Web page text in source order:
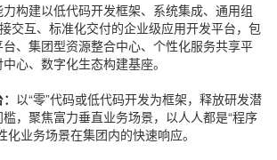
构建以低代码开发框架、系统集成、通用组
交互、标准化交付的企业级应用开发平台，包
、集团型资源整合中心、个性化服务共享平
心、数字化生态构建基座。
以“零”代码或低代码开发为框架，释放研发潜
，聚焦富力垂直业务场景，以人人都是“程序
化业务场景在集团内的快速响应。